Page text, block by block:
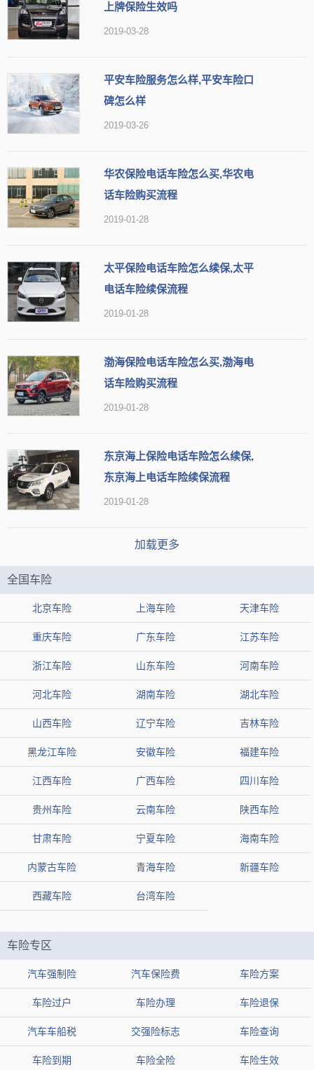
上牌保险生效吗
2019-03-28
平安车险服务怎么样,平安车险口
碑怎么样
2019-03-26
华农保险电话车险怎么买,华农电
话车险购买流程
2019-01-28
太平保险电话车险怎么续保,太平
电话车险续保流程
2019-01-28
渤海保险电话车险怎么买,渤海电
话车险购买流程
2019-01-28
东京海上保险电话车险怎么续保,
东京海上电话车险续保流程
2019-01-28
加载更多
全国车险
北京车险 上海车险 天津车险
重庆车险 广东车险 江苏车险
浙江车险 山东车险 河南车险
河北车险 湖南车险 湖北车险
山西车险 辽宁车险 吉林车险
黑龙江车险 安徽车险 福建车险
江西车险 广西车险 四川车险
贵州车险 云南车险 陕西车险
甘肃车险 宁夏车险 海南车险
内蒙古车险 青海车险 新疆车险
西藏车险 台湾车险
车险专区
汽车强制险 汽车保险费 车险方案
车险过户 车险办理 车险退保
汽车车船税 交强险标志 车险查询
车险到期 车险全险 车险生效